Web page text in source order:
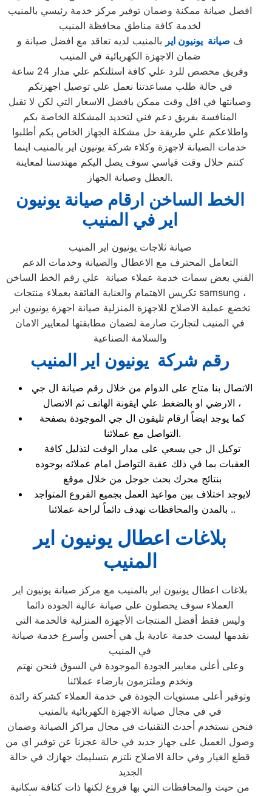
افضل صيانة ممكنة وضمان توفير مركز خدمة رئيسي بالمنيب
لخدمة كافة مناطق محافظة المنيب
ف صيانة يونيون اير بالمنيب لديه تعاقد مع افضل صيانة و
ضمان الاجهزة الكهربائية في المنيب
وفريق مخصص للرد علي كافة اسئلتكم علي مدار 24 ساعة
في حالة طلب مساعدتنا نعمل علي توصيل اجهزتكم
وصيانتها في اقل وقت ممكن بافضل الاسعار التي لكن لا تقبل
المنافسة بفريق دعم فني لتحديد المشكلة الخاصة بكم
واطلاعكم علي طريقة حل مشكلة الجهاز الخاص بكم أطلبوا
خدمات الصيانة لاجهزة وكلاء شركة يونيون اير بالمنيب اينما
كنتم خلال وقت قياسي سوف يصل اليكم مهندسنا لمعاينة
العطل وصيانة الجهاز.
الخط الساخن ارقام صيانة يونيون
اير في المنيب
صيانة ثلاجات يونيون اير المنيب
التعامل المحترف مع الاعطال والصيانة وخدمات الدعم
الفني بعض سمات خدمة عملاء صيانة علي رقم الخط الساخن
تكريس الاهتمام والعناية الفائقة بعملاء منتجات samsung ،
تخضع عملية الاصلاح للاجهزة المنزلية صيانة اجهزة يونيون اير
في المنيب لتجاربَ صارمة لضمان مطابقتها لمعايير الامان
والسلامة الصناعية
رقم شركة يونيون اير المنيب
الاتصال بنا متاح على الدوام من خلال رقم صيانة ال جي
الارضي او بالضغط علي ايقونة الهاتف ثم الاتصال ،
كما يوجد ايضاً ارقام تليفون ال جي الموجودة بصفحة
التواصل مع عملائنا.
توكيل ال جي يسعي على مدار الوقت لتذليل كافة
العقبات بما في ذلك عقبة التواصل امام عملائه بوجوده
بنتائج محرك بحث جوجل من خلال موقع
لايوجد اختلاف بين مواعيد العمل بجميع الفروع المتواجد
بالمدن والمحافظات نهدف دائماً لراحة عملائنا ..
بلاغات اعطال يونيون اير
المنيب
بلاغات اعطال يونيون اير بالمنيب مع مركز صيانة يونيون اير
العملاء سوف يحصلون على صيانة عالية الجودة دائما
وليس فقط أفضل المنتجات الأجهزة المنزلية فالخدمة التي
نقدمها ليست خدمة عادية بل هي أحسن وأسرع خدمة صيانة
في المنيب
وعلى أعلى معايير الجودة الموجودة في السوق فنحن نهتم
ونخدم وملتزمون بارضاء عملائنا
وتوفير أعلى مستويات الجودة في خدمة العملاء كشركة رائدة
في في مجال صيانة الاجهزة الكهربائية بالمنيب
فنحن نستخدم أحدث التقنيات في مجال مراكز الصيانة وضمان
وصول العميل على جهاز جديد في حالة عجزنا عن توفير اي من
قطع الغيار وفي حالة الاصلاح نلتزم بتسليمك جهازك في حالة
الجديد
من حيث والمحافظات التي بها فروع لكنها ذات كثافة سكانية